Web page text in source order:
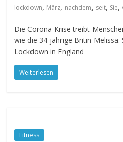
lockdown, März, nachdem, seit, Sie,
Die Corona-Krise treibt
wie die 34-jährige Britin Melissa.
Lockdown in England
Weiterlesen
Fitness